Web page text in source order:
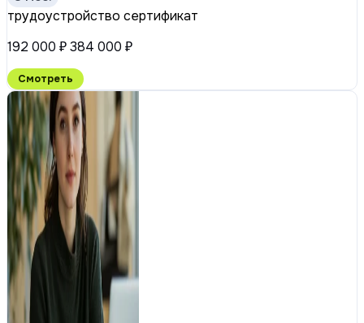
трудоустройство сертификат
192 000 ₽384 000 ₽
Смотреть